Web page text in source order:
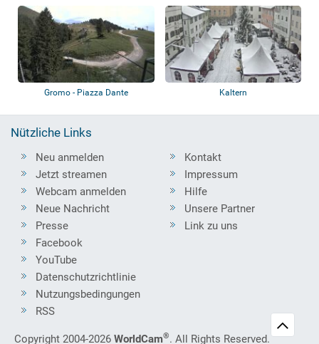
Gromo - Piazza Dante Kaltern
Nützliche Links
Neu anmelden
Jetzt streamen
Webcam anmelden
Neue Nachricht
Presse
Kontakt
Impressum
Hilfe
Unsere Partner
Link zu uns
Facebook
YouTube
Datenschutzrichtlinie
Nutzungsbedingungen
RSS
Copyright 2004-2026 WorldCam®. All Rights Reserved.